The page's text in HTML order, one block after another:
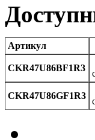
Артикул
CKR47U86BF1R3
CKR47U86GF1R3